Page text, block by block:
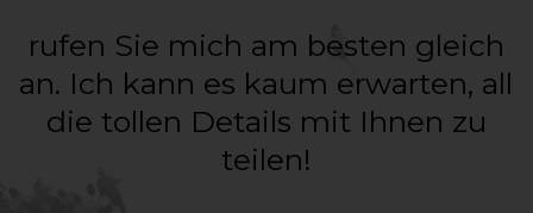
rufen Sie mich am besten gleich
an. Ich kann es kaum erwarten, all
die tollen Details mit Ihnen zu
teilen!